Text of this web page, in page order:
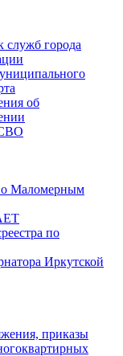
служб города
об
Маломерным
по
Иркутской
приказы